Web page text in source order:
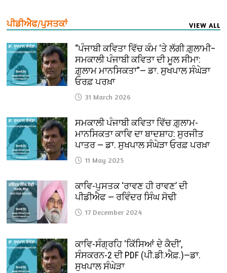
ਪੀਡੀਐਫ/ਪੁਸਤਕਾਂ VIEW ALL
“ਪੰਜਾਬੀ ਕਵਿਤਾ ਵਿੱਚ ਕੰਮ ‘ਤੇ ਲੱਗੀ ਗ਼ੁਲਾਮੀ–
ਸਮਕਾਲੀ ਪੰਜਾਬੀ ਕਵਿਤਾ ਦੀ ਮੂਲ ਸੀਮਾ:
ਗ਼ੁਲਾਮ ਮਾਨਸਿਕਤਾ”— ਡਾ. ਸੁਖਪਾਲ ਸੰਘੇੜਾ
ਓਰਫ਼ ਪਰਖ਼ਾ
31 March 2026
ਸਮਕਾਲੀ ਪੰਜਾਬੀ ਕਵਿਤਾ ਵਿੱਚ ਗ਼ੁਲਾਮ-
ਮਾਨਸਿਕਤਾ ਕਾਵਿ ਦਾ ਬਾਦਸ਼ਾਹ: ਸੁਰਜੀਤ
ਪਾਤਰ — ਡਾ. ਸੁਖਪਾਲ ਸੰਘੇੜਾ ਓਰਫ਼ ਪਰਖ਼ਾ
11 May 2025
ਕਾਵਿ-ਪੁਸਤਕ ‘ਰਾਵਣ ਹੀ ਰਾਵਣ’ ਦੀ
ਪੀਡੀਐਫ — ਰਵਿੰਦਰ ਸਿੰਘ ਸੋਢੀ
17 December 2024
ਕਾਵਿ-ਸੰਗ੍ਰਹਿ ‘ਕਿੱਸਿਆਂ ਦੇ ਕੈਦੀ’,
ਸੰਸਕਰਨ-2 ਦੀ PDF (ਪੀ.ਡੀ.ਐਫ਼.)—ਡਾ.
ਸੁਖਪਾਲ ਸੰਘੇੜਾ